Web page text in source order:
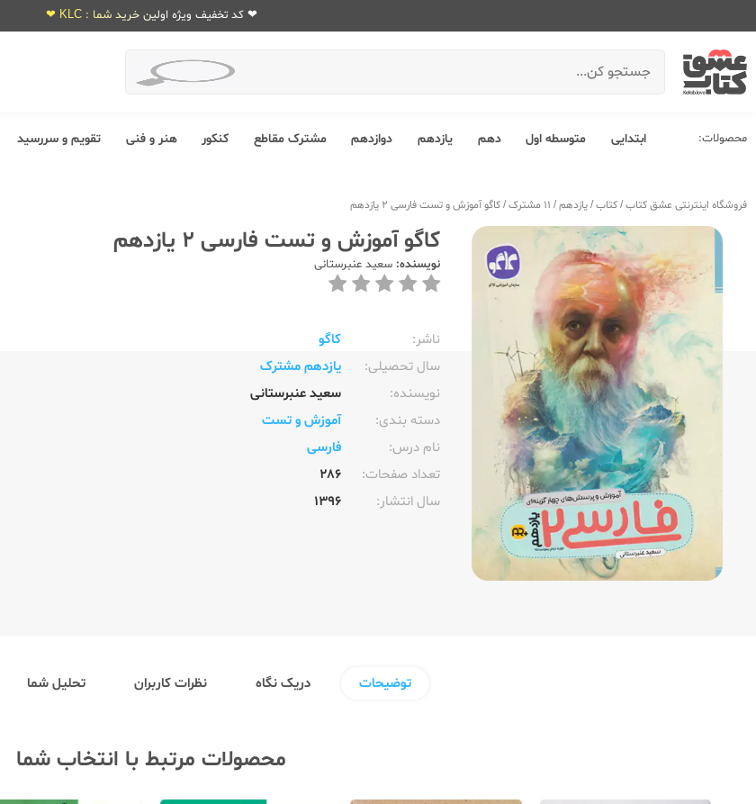
❤ کد تخفیف ویژه اولین خرید شما : KLC ❤
محصولات: ابتدایی متوسطه اول دهم یازدهم دوازدهم مشترک مقاطع کنکور هنر و فنی تقویم و سررسید
فروشگاه اینترنتی عشق کتاب/کتاب/یازدهم/ 11 مشترک /کاگو آموزش و تست فارسی 2 یازدهم
کاگو آموزش و تست فارسی 2 یازدهم
نویسنده: سعید عنبرستانی
ناشر:‌
کاگو
سال تحصیلی:‌
یازدهم مشترک
نویسنده:‌
سعید عنبرستانی
دسته بندی:
آموزش و تست
نام درس:
فارسی
تعداد صفحات:‌
286
سال انتشار:‌
1396
توضیحات دریک نگاه نظرات کاربران تحلیل شما
محصولات مرتبط با انتخاب شما